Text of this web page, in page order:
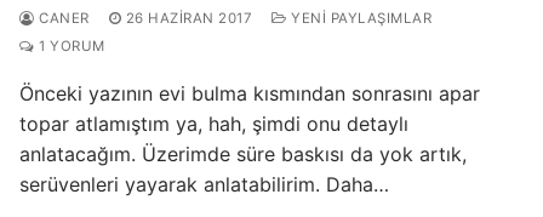
CANER 26 HAZIRAN 2017
YENI PAYLAŞIMLAR
1 YORUM
Önceki yazının evi bulma kısmından sonrasını apar
topar atlamıştım ya, hah, şimdi onu detaylı
anlatacağım. Üzerimde süre baskısı da yok artık,
serüvenleri yayarak anlatabilirim. Daha…